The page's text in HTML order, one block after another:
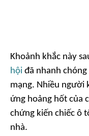
Khoảnh khắc này
hội đã nhanh
mạng. Nhiều người
ứng hoảng hốt của
chứng kiến chiếc ô
nhà.